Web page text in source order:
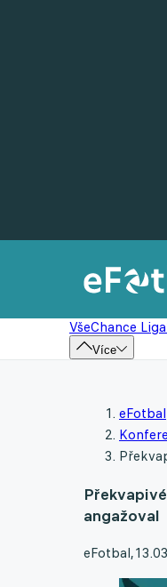
VšeChance Liga
Více
eFotbal
angažoval
eFotbal,